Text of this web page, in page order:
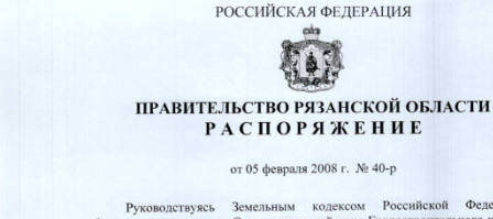
Перейти к основному содержанию